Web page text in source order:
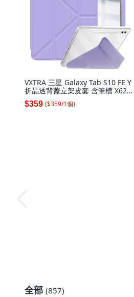
VXTRA 三星 Galaxy Tab S10 FE Y
折晶透背蓋立架皮套 含筆槽 X620
X626, 夢幻紫, 1個
$359 ($359/1個)
全部 (857)